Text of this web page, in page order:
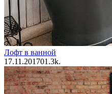
Лофт в ванной
17.11.201701.3k.